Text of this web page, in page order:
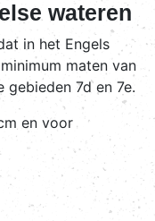
wateren
in het Engels
maten van
7d en 7e.
en voor